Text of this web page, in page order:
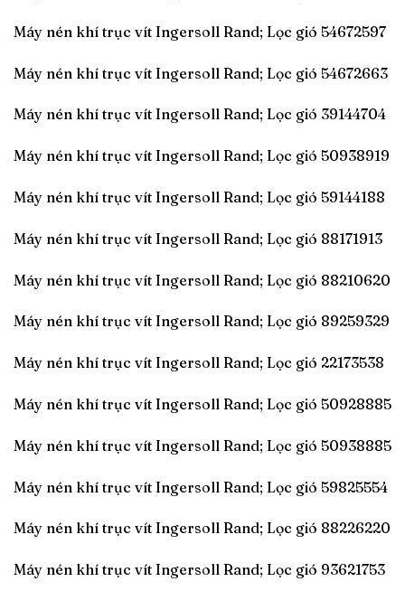
Máy nén khí trục vít Ingersoll Rand; Lọc gió 54672597
Máy nén khí trục vít Ingersoll Rand; Lọc gió 54672663
Máy nén khí trục vít Ingersoll Rand; Lọc gió 39144704
Máy nén khí trục vít Ingersoll Rand; Lọc gió 50938919
Máy nén khí trục vít Ingersoll Rand; Lọc gió 59144188
Máy nén khí trục vít Ingersoll Rand; Lọc gió 88171913
Máy nén khí trục vít Ingersoll Rand; Lọc gió 88210620
Máy nén khí trục vít Ingersoll Rand; Lọc gió 89259329
Máy nén khí trục vít Ingersoll Rand; Lọc gió 22173538
Máy nén khí trục vít Ingersoll Rand; Lọc gió 50928885
Máy nén khí trục vít Ingersoll Rand; Lọc gió 50938885
Máy nén khí trục vít Ingersoll Rand; Lọc gió 59825554
Máy nén khí trục vít Ingersoll Rand; Lọc gió 88226220
Máy nén khí trục vít Ingersoll Rand; Lọc gió 93621753